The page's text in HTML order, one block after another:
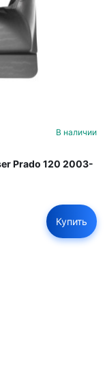
В наличии
Prado 120 2003-
Купить